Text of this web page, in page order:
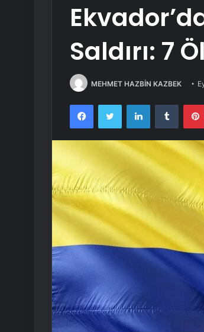
Saldırı: 7
MEHMET HAZBİN KAZBEK
FacebookTwitter LinkedInTumblr